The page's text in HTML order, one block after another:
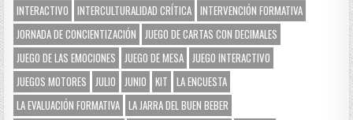
INTERACTIVO
INTERCULTURALIDAD CRÍTICA INTERVENCIÓN FORMATIVA
JORNADA DE CONCIENTIZACIÓN
JUEGO DE CARTAS CON DECIMALES
JUEGO DE LAS EMOCIONES
JUEGO DE MESA JUEGO INTERACTIVO
JUEGOS MOTORES
JULIO JUNIO KIT
LA ENCUESTA
LA EVALUACIÓN FORMATIVA LA JARRA DEL BUEN BEBER